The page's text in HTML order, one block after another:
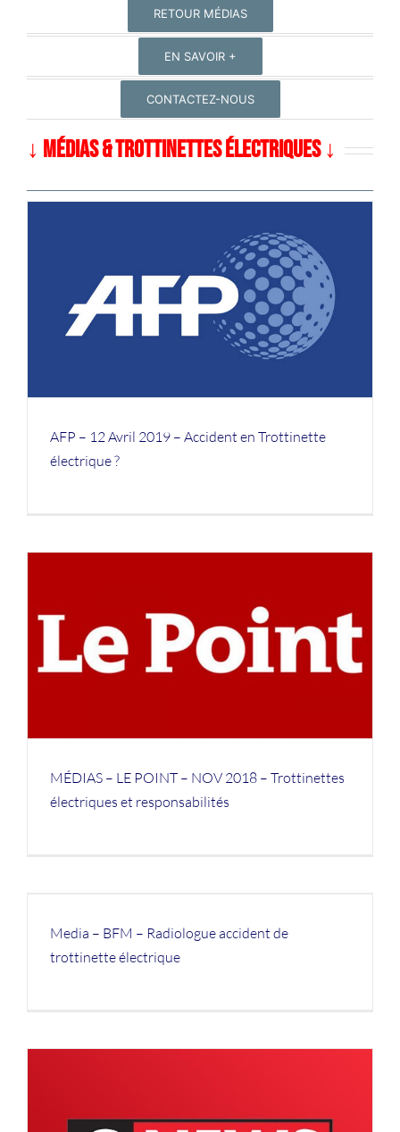
RETOUR MÉDIAS
EN SAVOIR +
CONTACTEZ-NOUS
↓ MÉDIAS & TROTTINETTES ÉLECTRIQUES ↓
AFP – 12 Avril 2019 – Accident en Trottinette
électrique ?
MÉDIAS – LE POINT – NOV 2018 – Trottinettes
électriques et responsabilités
Media – BFM – Radiologue accident de
trottinette électrique